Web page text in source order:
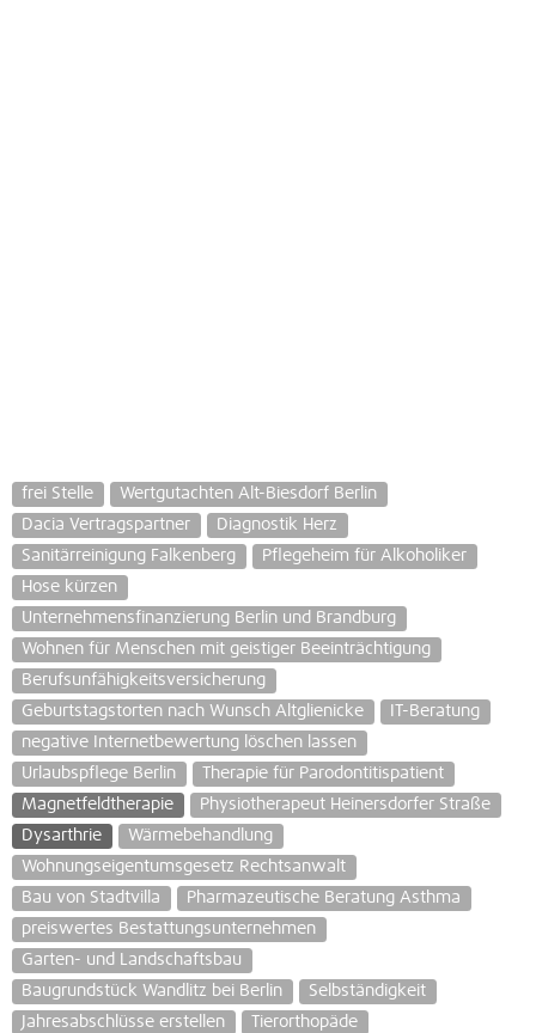
frei Stelle
Wertgutachten Alt-Biesdorf Berlin
Dacia Vertragspartner
Diagnostik Herz
Sanitärreinigung Falkenberg
Pflegeheim für Alkoholiker
Hose kürzen
Unternehmensfinanzierung Berlin und Brandburg
Wohnen für Menschen mit geistiger Beeinträchtigung
Berufsunfähigkeitsversicherung
Geburtstagstorten nach Wunsch Altglienicke
IT-Beratung
negative Internetbewertung löschen lassen
Urlaubspflege Berlin
Therapie für Parodontitispatient
Magnetfeldtherapie
Physiotherapeut Heinersdorfer Straße
Dysarthrie
Wärmebehandlung
Wohnungseigentumsgesetz Rechtsanwalt
Bau von Stadtvilla
Pharmazeutische Beratung Asthma
preiswertes Bestattungsunternehmen
Garten- und Landschaftsbau
Baugrundstück Wandlitz bei Berlin
Selbständigkeit
Jahresabschlüsse erstellen
Tierorthopäde